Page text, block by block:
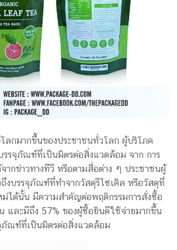
ลกมากขึ้นของประชาชนทั่วโลก ผู้บริโภค
รรจุภัณฑ์ที่เป็นมิตรต่อสิ่งแวดล้อม จาก การ
ากข่าวทางทีวี หรือตามสื่อต่าง ๆ ประชาชนผู้
งบรรจุภัณฑ์ที่ทำจากวัสดุรีไซเคิล หรือวัสดุที่
ได้นั้น มีความสำคัญต่อพฤติกรรมการสั่งซื้อ
และมีถึง 57% ของผู้ซื้อยินดีใช้จ่ายมากขึ้น
ณฑ์ที่เป็นมิตรต่อสิ่งแวดล้อม